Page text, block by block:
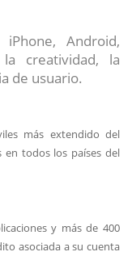
iPhone, Android,
creatividad, la
de usuario.
más extendido del
en todos los países del
y más de 400
asociada a su cuenta